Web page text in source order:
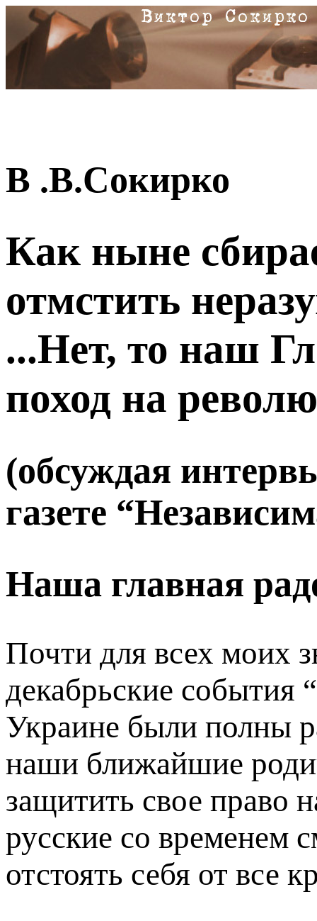
В .В.Сокирко
Как ныне
отмстить
...Нет, то наш
поход на
(обсуждая
газете
Наша главная
Почти для всех моих
декабрьские события
Украине были полны
наши ближайшие
защитить свое право
русские со временем
отстоять себя от все